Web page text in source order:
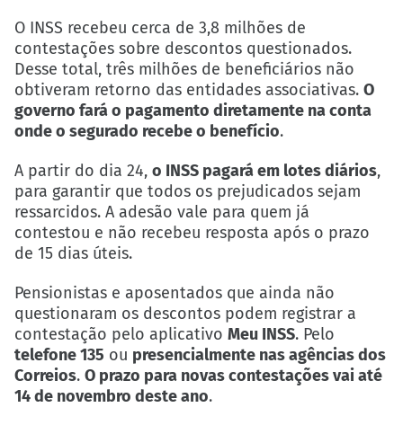
O INSS recebeu cerca de 3,8 milhões de
contestações sobre descontos questionados.
Desse total, três milhões de beneficiários não
obtiveram retorno das entidades associativas. O
governo fará o pagamento diretamente na conta
onde o segurado recebe o benefício.
A partir do dia 24, o INSS pagará em lotes diários,
para garantir que todos os prejudicados sejam
ressarcidos. A adesão vale para quem já
contestou e não recebeu resposta após o prazo
de 15 dias úteis.
Pensionistas e aposentados que ainda não
questionaram os descontos podem registrar a
contestação pelo aplicativo Meu INSS. Pelo
telefone 135 ou presencialmente nas agências dos
Correios. O prazo para novas contestações vai até
14 de novembro deste ano.